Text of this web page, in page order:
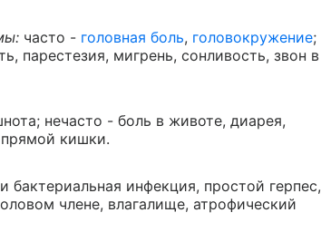
часто - головная боль, головокружение;
парестезия, мигрень, сонливость, звон в
нечасто - боль в животе, диарея,
прямой кишки.
бактериальная инфекция, простой герпес,
члене, влагалище, атрофический